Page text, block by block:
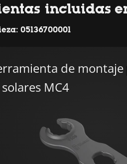
incluidas
05136700001
de
MC4